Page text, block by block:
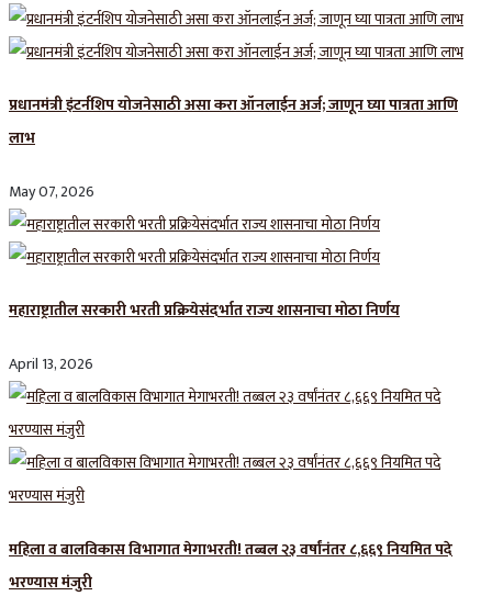
प्रधानमंत्री इंटर्नशिप योजनेसाठी असा करा ऑनलाईन अर्ज; जाणून घ्या पात्रता आणि
लाभ
May 07, 2026
महाराष्ट्रातील सरकारी भरती प्रक्रियेसंदर्भात राज्य शासनाचा मोठा निर्णय
April 13, 2026
महिला व बालविकास विभागात मेगाभरती! तब्बल २३ वर्षांनंतर ८,६६९ नियमित पदे
भरण्यास मंजुरी